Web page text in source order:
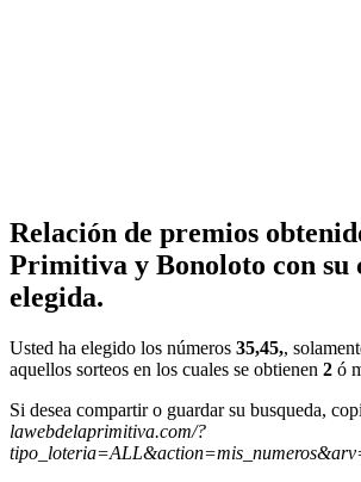
Relación de premios
Primitiva y Bonoloto con su
elegida.
Usted ha elegido los números 35,45,,
aquellos sorteos en los cuales se obtienen 2 ó
Si desea compartir o guardar su busqueda,
lawebdelaprimitiva.com/?